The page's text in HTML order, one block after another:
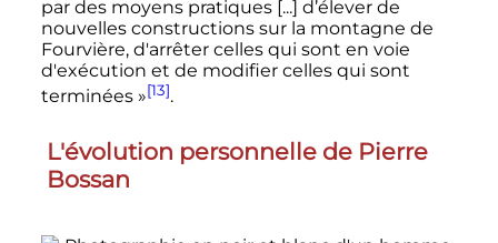
par des moyens pratiques [...] d’élever de
nouvelles constructions sur la montagne de
Fourvière, d'arrêter celles qui sont en voie
d'exécution et de modifier celles qui sont
terminées »[13].
L'évolution personnelle de Pierre
Bossan